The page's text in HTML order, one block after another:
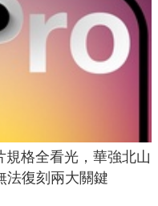
格全看光，華強北山
法復刻兩大關鍵